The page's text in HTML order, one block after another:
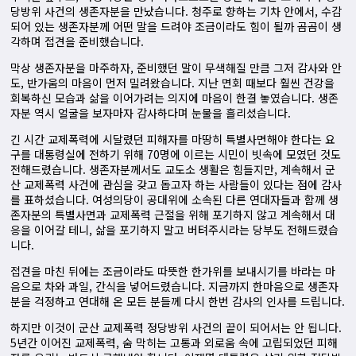
당방위 사건의 생존자분을 만났습니다. 청주로 향하는 기차 안에서, 수감
되어 있는 생존자분께 어떤 말을 드려야 조금이라도 힘이 될까 곰곰이 생
각하며 접견을 준비했습니다.
막상 생존자분을 마주하자, 준비했던 말이 무색해질 만큼 그저 감사와 안
도, 반가움의 마음이 먼저 밀려왔습니다. 지난 면회 때보다 훨씬 건강을
회복하신 모습과 삶을 이어가려는 의지에 마음이 한결 놓였습니다. 생존
자분 역시 얼굴을 보자마자 감사하다며 눈물을 흘리셨습니다.
긴 시간 교제폭력에 시달렸던 피해자를 마땅히 특별사면해야 한다는 요
구를 대통령실에 전하기 위해 70명에 이르는 시민이 빗속에 모였던 것도
전해드렸습니다. 생존자분께서도 교도소 생활은 힘들지만, 계속해서 군
산 교제폭력 사건에 관심을 갖고 돕고자 하는 사람들이 있다는 점에 감사
를 표하셨습니다. 여성의당이 공대위에 소속된 다른 연대자들과 함께 생
존자분의 특별사면과 교제폭력 근절을 위해 포기하지 않고 계속해서 대
응을 이어갈 테니, 삶을 포기하지 말고 버텨주시라는 당부도 전해드렸습
니다.
접견을 마친 뒤에는 조금이라도 따뜻한 한가위를 보내시기를 바라는 마
음으로 차와 과일, 간식을 넣어드렸습니다. 지금까지 한마음으로 생존자
분을 걱정하고 연대해 온 모든 분들께 다시 한번 감사의 인사를 드립니다.
하지만 이것이 군산 교제폭력 정당방위 사건의 끝이 되어서는 안 됩니다.
5년간 이어진 교제폭력, 숨 막히는 고통과 외로움 속에 고립되었던 피해